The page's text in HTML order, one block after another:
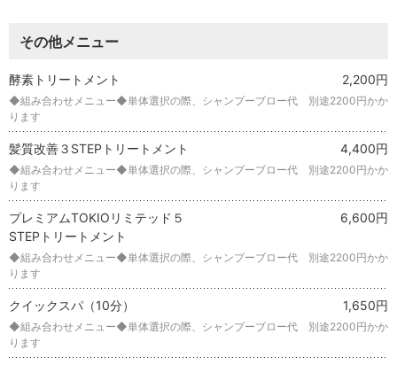
その他メニュー
酵素トリートメント 2,200円
◆組み合わせメニュー◆単体選択の際、シャンプーブロー代 別途2200円かか
ります
髪質改善３STEPトリートメント 4,400円
◆組み合わせメニュー◆単体選択の際、シャンプーブロー代 別途2200円かか
ります
プレミアムTOKIOリミテッド５
STEPトリートメント
6,600円
◆組み合わせメニュー◆単体選択の際、シャンプーブロー代 別途2200円かか
ります
クイックスパ（10分） 1,650円
◆組み合わせメニュー◆単体選択の際、シャンプーブロー代 別途2200円かか
ります